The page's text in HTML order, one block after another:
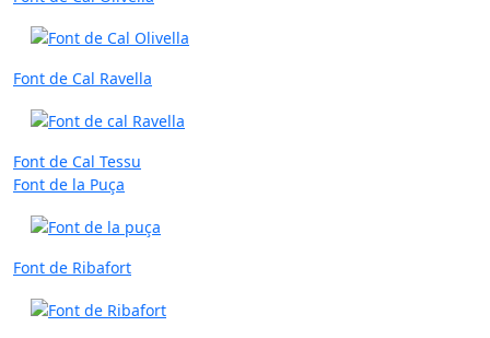
Font de Cal Ravella
Font de Cal Tessu
Font de la Puça
Font de Ribafort